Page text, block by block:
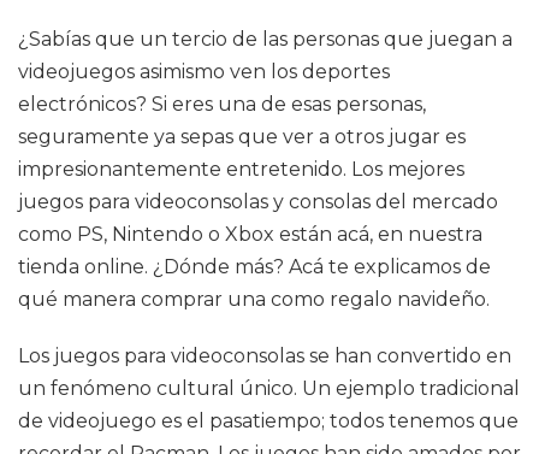
¿Sabías que un tercio de las personas que juegan a
videojuegos asimismo ven los deportes
electrónicos? Si eres una de esas personas,
seguramente ya sepas que ver a otros jugar es
impresionantemente entretenido. Los mejores
juegos para videoconsolas y consolas del mercado
como PS, Nintendo o Xbox están acá, en nuestra
tienda online. ¿Dónde más? Acá te explicamos de
qué manera comprar una como regalo navideño.
Los juegos para videoconsolas se han convertido en
un fenómeno cultural único. Un ejemplo tradicional
de videojuego es el pasatiempo; todos tenemos que